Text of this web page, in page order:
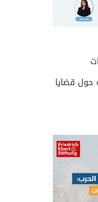
حول قضايا